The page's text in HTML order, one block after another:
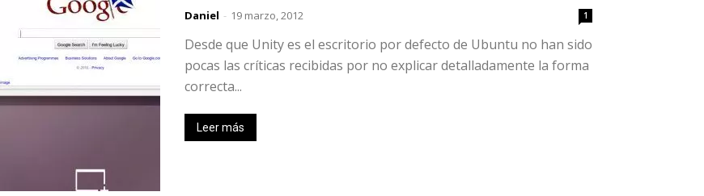
Daniel - 19 marzo, 2012 1
Desde que Unity es el escritorio por defecto de Ubuntu no han sido
pocas las críticas recibidas por no explicar detalladamente la forma
correcta...
Leer más